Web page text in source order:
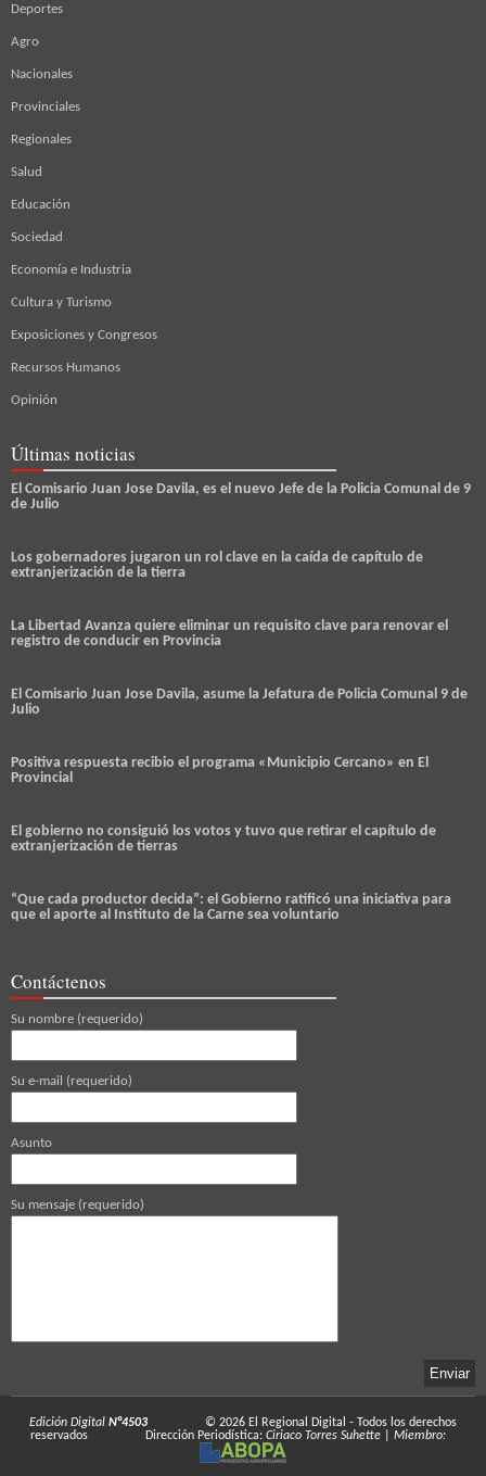
Deportes
Agro
Nacionales
Provinciales
Regionales
Salud
Educación
Sociedad
Economía e Industria
Cultura y Turismo
Exposiciones y Congresos
Recursos Humanos
Opinión
Últimas noticias
El Comisario Juan Jose Davila, es el nuevo Jefe de la Policia Comunal de 9
de Julio
Los gobernadores jugaron un rol clave en la caída de capítulo de
extranjerización de la tierra
La Libertad Avanza quiere eliminar un requisito clave para renovar el
registro de conducir en Provincia
El Comisario Juan Jose Davila, asume la Jefatura de Policia Comunal 9 de
Julio
Positiva respuesta recibio el programa «Municipio Cercano» en El
Provincial
El gobierno no consiguió los votos y tuvo que retirar el capítulo de
extranjerización de tierras
“Que cada productor decida”: el Gobierno ratificó una iniciativa para
que el aporte al Instituto de la Carne sea voluntario
Contáctenos
Su nombre (requerido)
Su e-mail (requerido)
Asunto
Su mensaje (requerido)
Edición Digital N°4503 © 2026 El Regional Digital - Todos los derechos
reservados
Dirección Periodística: Ciriaco Torres Suhette Miembro: